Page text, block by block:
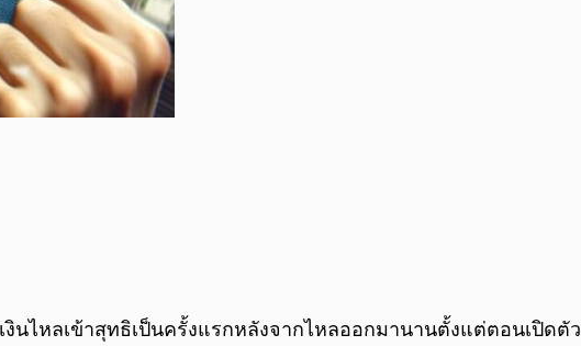
งินไหลเข้าสุทธิเป็นครั้งแรกหลังจากไหลออกมานานตั้งแต่ตอนเปิดตัว